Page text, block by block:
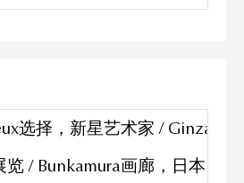
选择，新星艺术家 / Ginza
览 / Bunkamura画廊，日本